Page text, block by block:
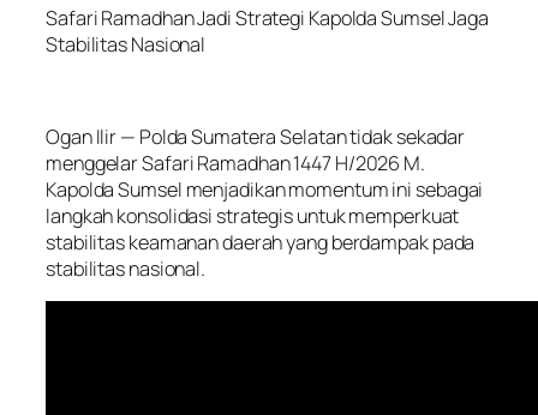
Safari Ramadhan Jadi Strategi Kapolda Sumsel Jaga
Stabilitas Nasional
Ogan Ilir — Polda Sumatera Selatan tidak sekadar
menggelar Safari Ramadhan 1447 H/2026 M.
Kapolda Sumsel menjadikan momentum ini sebagai
langkah konsolidasi strategis untuk memperkuat
stabilitas keamanan daerah yang berdampak pada
stabilitas nasional.